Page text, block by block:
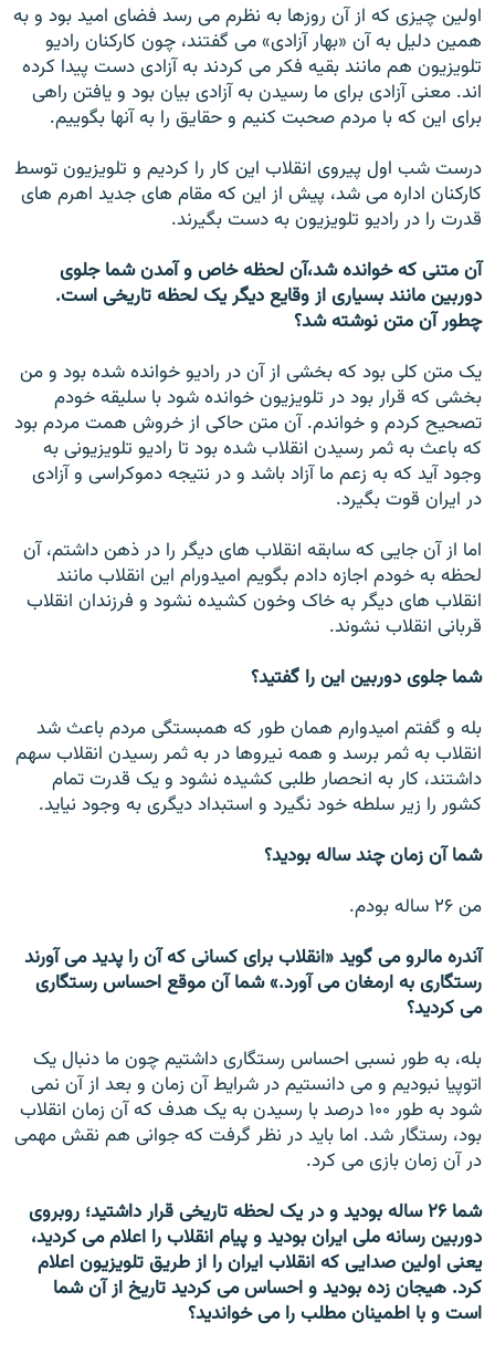
اولين چيزی که از آن روزها به نظرم می رسد فضای اميد بود و به
همين دليل به آن «بهار آزادی» می گفتند، چون کارکنان راديو
تلويزيون هم مانند بقيه فکر می کردند به آزادی دست پيدا کرده
اند. معنی آزادی برای ما رسيدن به آزادی بيان بود و يافتن راهی
برای اين که با مردم صحبت کنيم و حقايق را به آنها بگوييم.
درست شب اول پيروی انقلاب اين کار را کرديم و تلويزيون توسط
کارکنان اداره می شد، پيش از اين که مقام های جديد اهرم های
قدرت را در راديو تلويزيون به دست بگيرند.
آن متنی که خوانده شد،آن لحظه خاص و آمدن شما جلوی
دوربين مانند بسياری از وقايع ديگر يک لحظه تاريخی است.
چطور آن متن نوشته شد؟
يک متن کلی بود که بخشی از آن در راديو خوانده شده بود و من
بخشی که قرار بود در تلويزيون خوانده شود با سليقه خودم
تصحيح کردم و خواندم. آن متن حاکی از خروش همت مردم بود
که باعث به ثمر رسيدن انقلاب شده بود تا راديو تلويزيونی به
وجود آيد که به زعم ما آزاد باشد و در نتيجه دموکراسی و آزادی
در ايران قوت بگيرد.
اما از آن جايی که سابقه انقلاب های ديگر را در ذهن داشتم، آن
لحظه به خودم اجازه دادم بگويم اميدورام اين انقلاب مانند
انقلاب های ديگر به خاک وخون کشيده نشود و فرزندان انقلاب
قربانی انقلاب نشوند.
شما جلوی دوربين اين را گفتيد؟
بله و گفتم اميدوارم همان طور که همبستگی مردم باعث شد
انقلاب به ثمر برسد و همه نيروها در به ثمر رسيدن انقلاب سهم
داشتند، کار به انحصار طلبی کشيده نشود و يک قدرت تمام
کشور را زير سلطه خود نگيرد و استبداد ديگری به وجود نيايد.
شما آن زمان چند ساله بوديد؟
من ۲۶ ساله بودم.
آندره مالرو می گويد «انقلاب برای کسانی که آن را پديد می آورند
رستگاری به ارمغان می آورد.» شما آن موقع احساس رستگاری
می کرديد؟
بله، به طور نسبی احساس رستگاری داشتيم چون ما دنبال يک
اتوپيا نبوديم و می دانستيم در شرايط آن زمان و بعد از آن نمی
شود به طور ۱۰۰ درصد با رسيدن به يک هدف که آن زمان انقلاب
بود، رستگار شد. اما بايد در نظر گرفت که جوانی هم نقش مهمی
در آن زمان بازی می کرد.
شما ۲۶ ساله بوديد و در يک لحظه تاريخی قرار داشتيد؛ روبروی
دوربين رسانه ملی ايران بوديد و پيام انقلاب را اعلام می کرديد،
يعنی اولين صدايی که انقلاب ايران را از طريق تلويزيون اعلام
کرد. هيجان زده بوديد و احساس می کرديد تاريخ از آن شما
است و با اطمينان مطلب را می خوانديد؟